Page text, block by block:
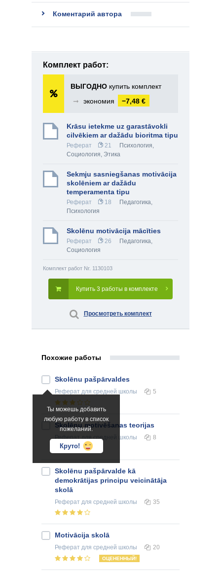
Коментарий автора
Комплект работ:
ВЫГОДНО купить комплект
➞
экономия −7,48 €
Krāsu ietekme uz garastāvokli
cilvēkiem ar dažādu bioritma tipu
Реферат 21 Психология,
Социология, Этика
Sekmju sasniegšanas motivācija
skolēniem ar dažādu
temperamenta tipu
Реферат 18 Педагогика,
Психология
Skolēnu motivācija mācīties
Реферат 26 Педагогика,
Социология
Комплект работ Nr. 1130103
Купить 3 работы в комплекте
Просмотреть комплект
Похожие работы
Ты можешь добавить
любую работу в список
пожеланий.
Круто!
Skolēnu pašpārvaldes
Реферат для средней школы 5
Skolēnu motivēšanas teorijas
Рефератдля средней школы 8
Skolēnu pašpārvalde kā
demokrātijas principu veicinātāja
skolā
Реферат для средней школы 35
Motivācija skolā
Реферат для средней школы 20
ОЦЕНЕННЫЙ!